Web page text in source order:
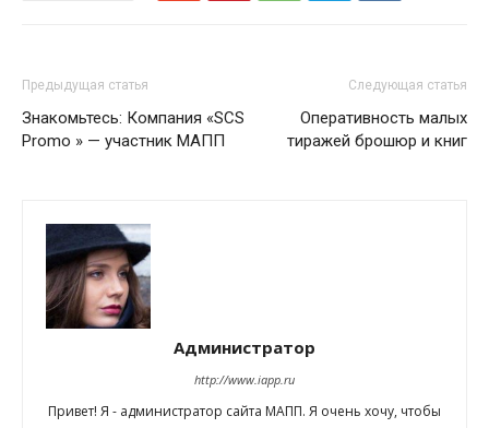
Предыдущая статья
Знакомьтесь: Компания «SCS
Promo » — участник МАПП
Следующая статья
Оперативность малых
тиражей брошюр и книг
Администратор
http://www.iapp.ru
Привет! Я - администратор сайта МАПП. Я очень хочу, чтобы